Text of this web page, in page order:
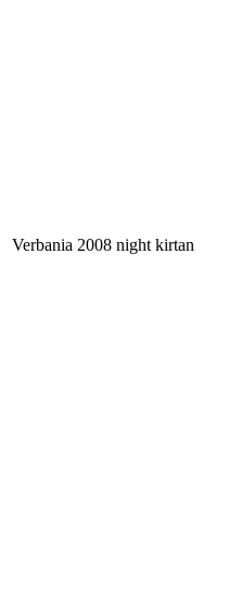
Verbania 2008 night kirtan